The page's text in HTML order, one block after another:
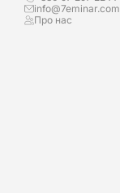
info@7eminar.com
Про нас